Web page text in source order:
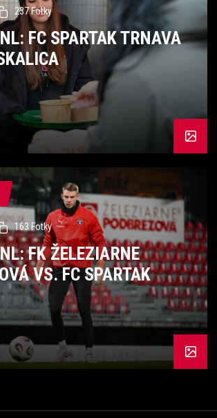
237 Fotky
FC SPARTAK TRNAVA
163 Fotky
FK ŽELEZIARNE
VS. FC SPARTAK